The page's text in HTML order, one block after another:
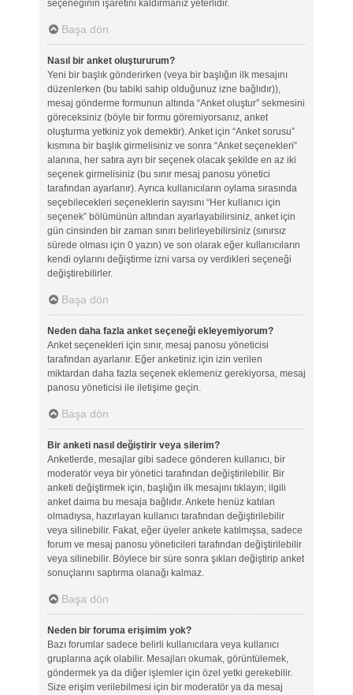
seçeneğinin işaretini kaldırmanız yeterlidir.
Başa dön
Nasıl bir anket oluştururum?
Yeni bir başlık gönderirken (veya bir başlığın ilk mesajını
düzenlerken (bu tabiki sahip olduğunuz izne bağlıdır)),
mesaj gönderme formunun altında “Anket oluştur” sekmesini
göreceksiniz (böyle bir formu göremiyorsanız, anket
oluşturma yetkiniz yok demektir). Anket için “Anket sorusu”
kısmına bir başlık girmelisiniz ve sonra “Anket seçenekleri”
alanına, her satıra ayrı bir seçenek olacak şekilde en az iki
seçenek girmelisiniz (bu sınır mesaj panosu yönetici
tarafından ayarlanır). Ayrıca kullanıcıların oylama sırasında
seçebilecekleri seçeneklerin sayısını “Her kullanıcı için
seçenek” bölümünün altından ayarlayabilirsiniz, anket için
gün cinsinden bir zaman sınırı belirleyebilirsiniz (sınırsız
sürede olması için 0 yazın) ve son olarak eğer kullanıcıların
kendi oylarını değiştirme izni varsa oy verdikleri seçeneği
değiştirebilirler.
Başa dön
Neden daha fazla anket seçeneği ekleyemiyorum?
Anket seçenekleri için sınır, mesaj panosu yöneticisi
tarafından ayarlanır. Eğer anketiniz için izin verilen
miktardan daha fazla seçenek eklemeniz gerekiyorsa, mesaj
panosu yöneticisi ile iletişime geçin.
Başa dön
Bir anketi nasıl değiştirir veya silerim?
Anketlerde, mesajlar gibi sadece gönderen kullanıcı, bir
moderatör veya bir yönetici tarafından değiştirilebilir. Bir
anketi değiştirmek için, başlığın ilk mesajını tıklayın; ilgili
anket daima bu mesaja bağlıdır. Ankete henüz katılan
olmadıysa, hazırlayan kullanıcı tarafından değiştirilebilir
veya silinebilir. Fakat, eğer üyeler ankete katılmışsa, sadece
forum ve mesaj panosu yöneticileri tarafından değiştirilebilir
veya silinebilir. Böylece bir süre sonra şıkları değiştirip anket
sonuçlarını saptırma olanağı kalmaz.
Başa dön
Neden bir foruma erişimim yok?
Bazı forumlar sadece belirli kullanıcılara veya kullanıcı
gruplarına açık olabilir. Mesajları okumak, görüntülemek,
göndermek ya da diğer işlemler için özel yetki gerekebilir.
Size erişim verilebilmesi için bir moderatör ya da mesaj